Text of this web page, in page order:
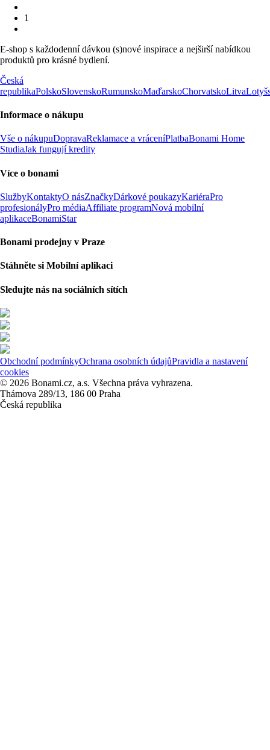
1
E-shop s každodenní dávkou (s)nové inspirace a nejširší nabídkou
produktů pro krásné bydlení.
Česká
republikaPolskoSlovenskoRumunskoMaďarskoChorvatskoLitva
Informace o nákupu
Vše o nákupuDopravaReklamace a vráceníPlatbaBonami Home
StudiaJak fungují kredity
Více o bonami
SlužbyKontaktyO násZnačkyDárkové poukazyKariéraPro
profesionályPro médiaAffiliate programNová mobilní
aplikaceBonamiStar
Bonami prodejny v Praze
Stáhněte si Mobilní aplikaci
Sledujte nás na sociálních sítích
Obchodní podmínkyOchrana osobních údajůPravidla a nastavení
cookies
© 2026 Bonami.cz, a.s. Všechna práva vyhrazena.
Thámova 289/13, 186 00 Praha
Česká republika